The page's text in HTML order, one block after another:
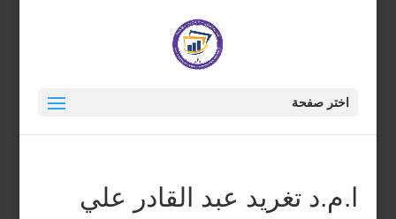
اختر صفحة
ا.م.د تغريد عبد القادر علي